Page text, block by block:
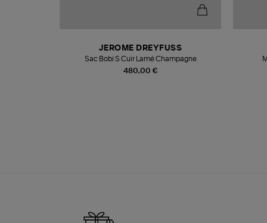
480,00 €
JEROME DREYFUSS
Sac Bobi S Cuir Lamé Champagne